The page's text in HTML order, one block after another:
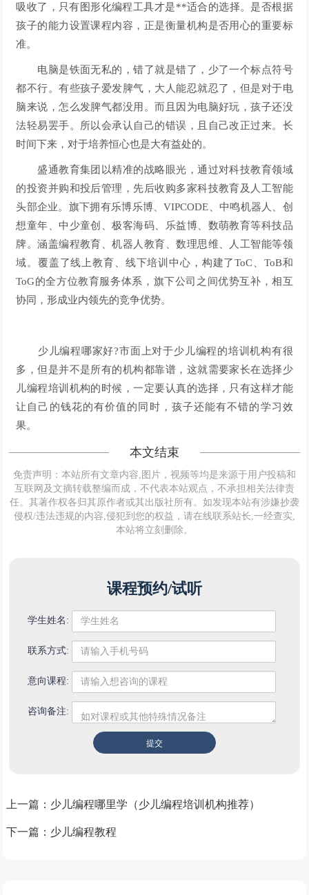
吸收了，只有图形化编程工具才是**适合的选择。是否根据
孩子的能力设置课程内容，正是衡量机构是否用心的重要标
准。
电脑是铁面无私的，错了就是错了，少了一个标点符号
都不行。有些孩子爱发脾气，大人能忍就忍了，但是对于电
脑来说，怎么发脾气都没用。而且因为电脑好玩，孩子还没
法轻易罢手。所以会承认自己的错误，且自己改正过来。长
时间下来，对于培养恒心也是大有益处的。
盛通教育集团以精准的战略眼光，通过对科技教育领域
的投资并购和投后管理，先后收购多家科技教育及人工智能
头部企业。旗下拥有乐博乐博、VIPCODE、中鸣机器人、创
想童年、中少童创、极客海码、乐益博、数萌教育等科技品
牌。涵盖编程教育、机器人教育、数理思维、人工智能等领
域。覆盖了线上教育、线下培训中心，构建了ToC、ToB和
ToG的全方位教育服务体系，旗下公司之间优势互补，相互
协同，形成业内领先的竞争优势。
少儿编程哪家好?市面上对于少儿编程的培训机构有很
多，但是并不是所有的机构都靠谱，这就需要家长在选择少
儿编程培训机构的时候，一定要认真的选择，只有这样才能
让自己的钱花的有价值的同时，孩子还能有不错的学习效
果。
本文结束
免责声明：本站所有文章内容,图片，视频等均是来源于用户投稿和
互联网及文摘转载整编而成，不代表本站观点，不承担相关法律责
任。其著作权各归其原作者或其出版社所有。如发现本站有涉嫌抄袭
侵权/违法违规的内容,侵犯到您的权益，请在线联系站长,一经查实,
本站将立刻删除。
课程预约/试听
学生姓名:
联系方式:
意向课程:
咨询备注:
上一篇： 少儿编程哪里学（少儿编程培训机构推荐）
下一篇： 少儿编程教程